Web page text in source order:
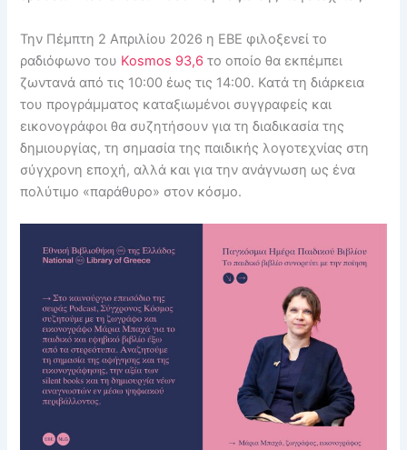
Την Πέμπτη 2 Απριλίου 2026 η ΕΒΕ φιλοξενεί το
ραδιόφωνο του Kosmos 93,6 το οποίο θα εκπέμπει
ζωντανά από τις 10:00 έως τις 14:00. Κατά τη διάρκεια
του προγράμματος καταξιωμένοι συγγραφείς και
εικονογράφοι θα συζητήσουν για τη διαδικασία της
δημιουργίας, τη σημασία της παιδικής λογοτεχνίας στη
σύγχρονη εποχή, αλλά και για την ανάγνωση ως ένα
πολύτιμο «παράθυρο» στον κόσμο.